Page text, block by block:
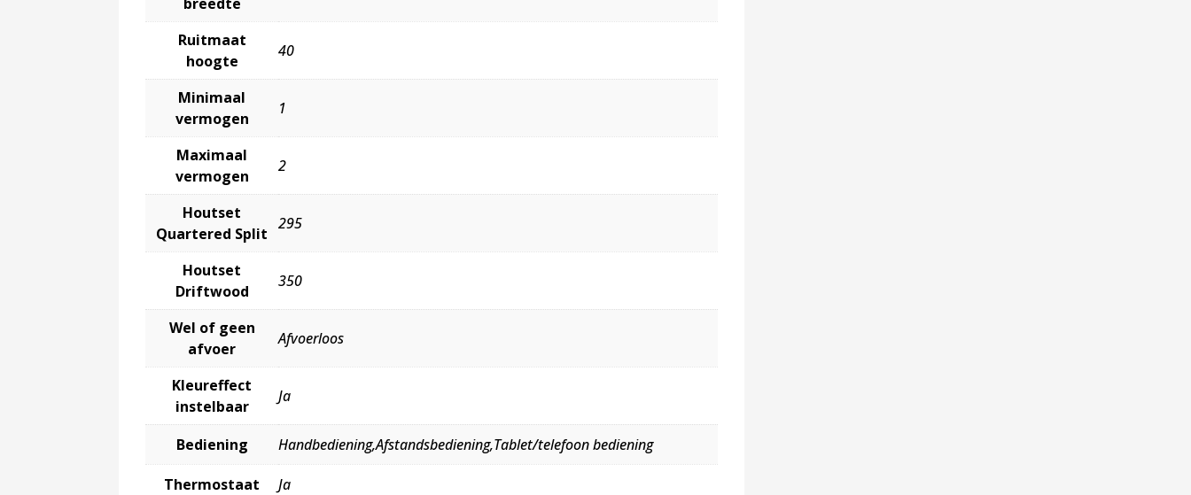
Ruitmaat
hoogte
40
Minimaal
vermogen
1
Maximaal
vermogen
2
Houtset
Quartered Split
295
Houtset
Driftwood
350
Wel of geen
afvoer
Afvoerloos
Kleureffect
instelbaar
Ja
Bediening Handbediening,Afstandsbediening,Tablet/telefoon bediening
Thermostaat Ja